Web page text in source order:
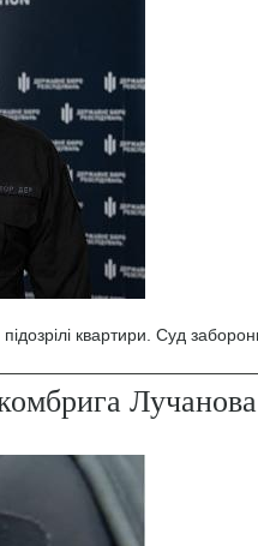
квартири. Суд
Лучанова